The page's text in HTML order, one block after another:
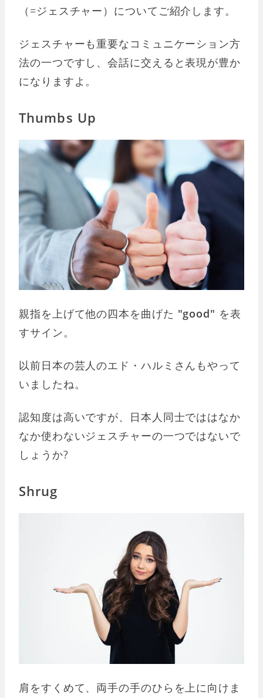
（=ジェスチャー）についてご紹介します。
ジェスチャーも重要なコミュニケーション方
法の一つですし、会話に交えると表現が豊か
になりますよ。
Thumbs Up
親指を上げて他の四本を曲げた "good" を表
すサイン。
以前日本の芸人のエド・ハルミさんもやって
いましたね。
認知度は高いですが、日本人同士でははなか
なか使わないジェスチャーの一つではないで
しょうか?
Shrug
肩をすくめて、両手の手のひらを上に向けま